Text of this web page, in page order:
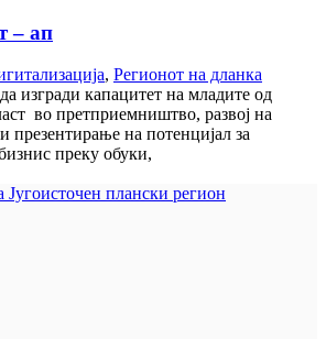
– ап
, Регионот на дланка
изгради капацитет на младите од
во претприемништво, развој на
презентирање на потенцијал за
преку обуки,